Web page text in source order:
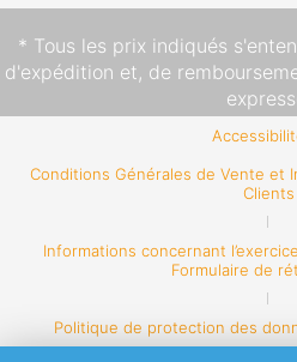
* Tous les prix indiqués
d'expédition et, de
Conditions Générales de Vente et
Clients
Informations concernant
Formulaire de
Politique de protection des